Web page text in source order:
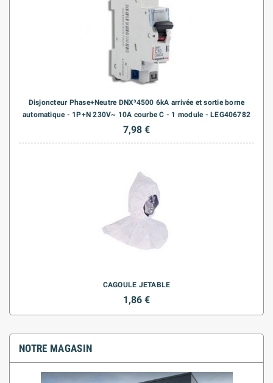
Disjoncteur Phase+Neutre DNX³4500 6kA arrivée et sortie borne
automatique - 1P+N 230V~ 10A courbe C - 1 module - LEG406782
7,98 €
CAGOULE JETABLE
1,86 €
NOTRE MAGASIN